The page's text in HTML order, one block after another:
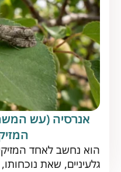
אנרסיה (עש
הוא נחשב לאחד
גלעיניים, שאת